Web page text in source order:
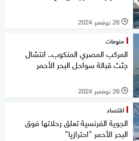
l 26 نوفمبر 2024
منوعات
المركب المصري المنكوب.. انتشال
جثث قبالة سواحل البحر الأحمر
l 26 نوفمبر 2024
اقتصاد
الجوية الفرنسية تعلق رحلاتها فوق
البحر الأحمر "احترازيا"